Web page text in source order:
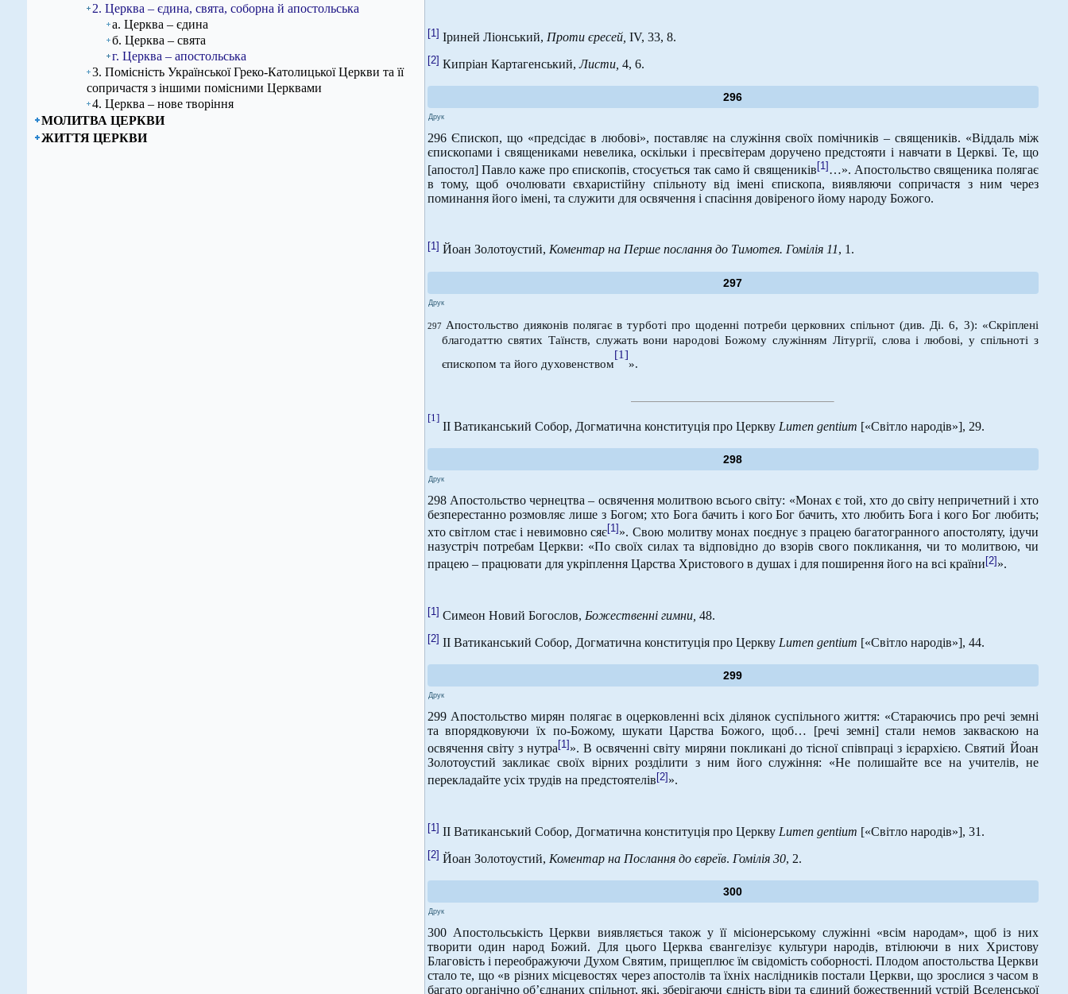
2. Церква – єдина, свята, соборна й апостольська
а. Церква – єдина
б. Церква – свята
г. Церква – апостольська
3. Помісність Української Греко-Католицької Церкви та її
сопричастя з іншими помісними Церквами
4. Церква – нове творіння
МОЛИТВА ЦЕРКВИ
ЖИТТЯ ЦЕРКВИ
[1] Іриней Ліонський, Проти єресей, ІV, 33, 8.
[2] Кипріан Картагенський,Листи, 4, 6.
296
Друк
296 Єпископ, що «предсідає в любові», поставляє на служіння своїх помічників – священиків. «Віддаль між
єпископами і священиками невелика, оскільки і пресвітерам доручено предстояти і навчати в Церкві. Те, що
[апостол] Павло каже про єпископів, стосується так само й священиків [1] …». Апостольство священика полягає
в тому, щоб очолювати євхаристійну спільноту від імені єпископа, виявляючи сопричастя з ним через
поминання його імені, та служити для освячення і спасіння довіреного йому народу Божого.
[1] Йоан Золотоустий, Коментар на Перше послання до Тимотея. Гомілія 11, 1.
297
Друк
297 Апостольство дияконів полягає в турботі про щоденні потреби церковних спільнот (див. Ді. 6, 3): «Скріплені
благодаттю святих Таїнств, служать вони народові Божому служінням Літургії, слова і любові, у спільноті з
єпископом та його духовенством
[1]
».
[1]
ІІ Ватиканський Собор, Догматична конституція про Церкву Lumen gentium [«Світло народів»], 29.
298
Друк
298 Апостольство чернецтва – освячення молитвою всього світу: «Монах є той, хто до світу непричетний і хто
безперестанно розмовляє лише з Богом; хто Бога бачить і кого Бог бачить, хто любить Бога і кого Бог любить;
хто світлом стає і невимовно сяє[1] ». Свою молитву монах поєднує з працею багатогранного апостоляту, ідучи
назустріч потребам Церкви: «По своїх силах та відповідно до взорів свого покликання, чи то молитвою, чи
працею – працювати для укріплення Царства Христового в душах і для поширення його на всі країни[2]».
[1] Симеон Новий Богослов, Божественні гимни, 48.
[2] ІІ Ватиканський Собор, Догматична конституція про Церкву Lumen gentium [«Світло народів»], 44.
299
Друк
299 Апостольство мирян полягає в оцерковленні всіх ділянок суспільного життя: «Стараючись про речі земні
та впорядковуючи їх по-Божому, шукати Царства Божого, щоб… [речі земні] стали немов закваскою на
освячення світу з нутра [1] ». В освяченні світу миряни покликані до тісної співпраці з ієрархією. Святий Йоан
Золотоустий закликає своїх вірних розділити з ним його служіння: «Не полишайте все на учителів, не
перекладайте усіх трудів на предстоятелів[2]».
[1] ІІ Ватиканський Собор, Догматична конституція про Церкву Lumen gentium [«Світло народів»], 31.
[2] Йоан Золотоустий, Коментар на Послання до євреїв. Гомілія 30, 2.
300
Друк
300 Апостольськість Церкви виявляється також у її місіонерському служінні «всім народам», щоб із них
творити один народ Божий. Для цього Церква євангелізує культури народів, втілюючи в них Христову
Благовість і переображуючи Духом Святим, прищеплює їм свідомість соборності. Плодом апостольства Церкви
стало те, що «в різних місцевостях через апостолів та їхніх наслідників постали Церкви, що зрослися з часом в
багато органічно об’єднаних спільнот, які, зберігаючи єдність віри та єдиний божественний устрій Вселенської